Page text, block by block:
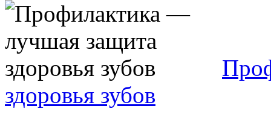
здоровья зубов